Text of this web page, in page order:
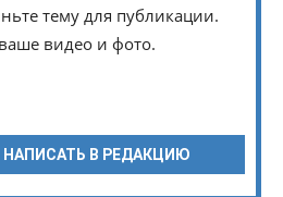
тему для публикации.
видео и фото.
НАПИСАТЬ В РЕДАКЦИЮ